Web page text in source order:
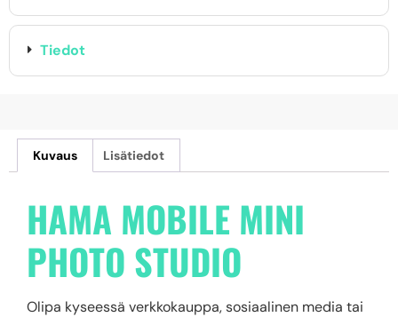
Tiedot
Kuvaus Lisätiedot
HAMA MOBILE MINI
PHOTO STUDIO
Olipa kyseessä verkkokauppa, sosiaalinen media tai